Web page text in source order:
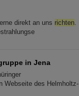
direkt an uns richten.
in Jena
Webseite des Helmholtz-